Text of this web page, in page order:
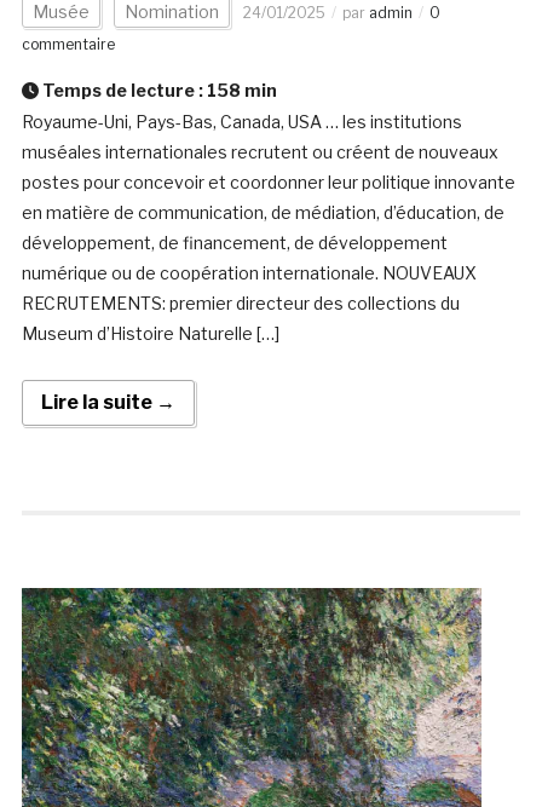
Musée Nomination 24/01/2025 par admin
0
commentaire
Temps de lecture : 158 min
Royaume-Uni, Pays-Bas, Canada, USA … les institutions
muséales internationales recrutent ou créent de nouveaux
postes pour concevoir et coordonner leur politique innovante
en matière de communication, de médiation, d’éducation, de
développement, de financement, de développement
numérique ou de coopération internationale. NOUVEAUX
RECRUTEMENTS: premier directeur des collections du
Museum d’Histoire Naturelle […]
Lire la suite →